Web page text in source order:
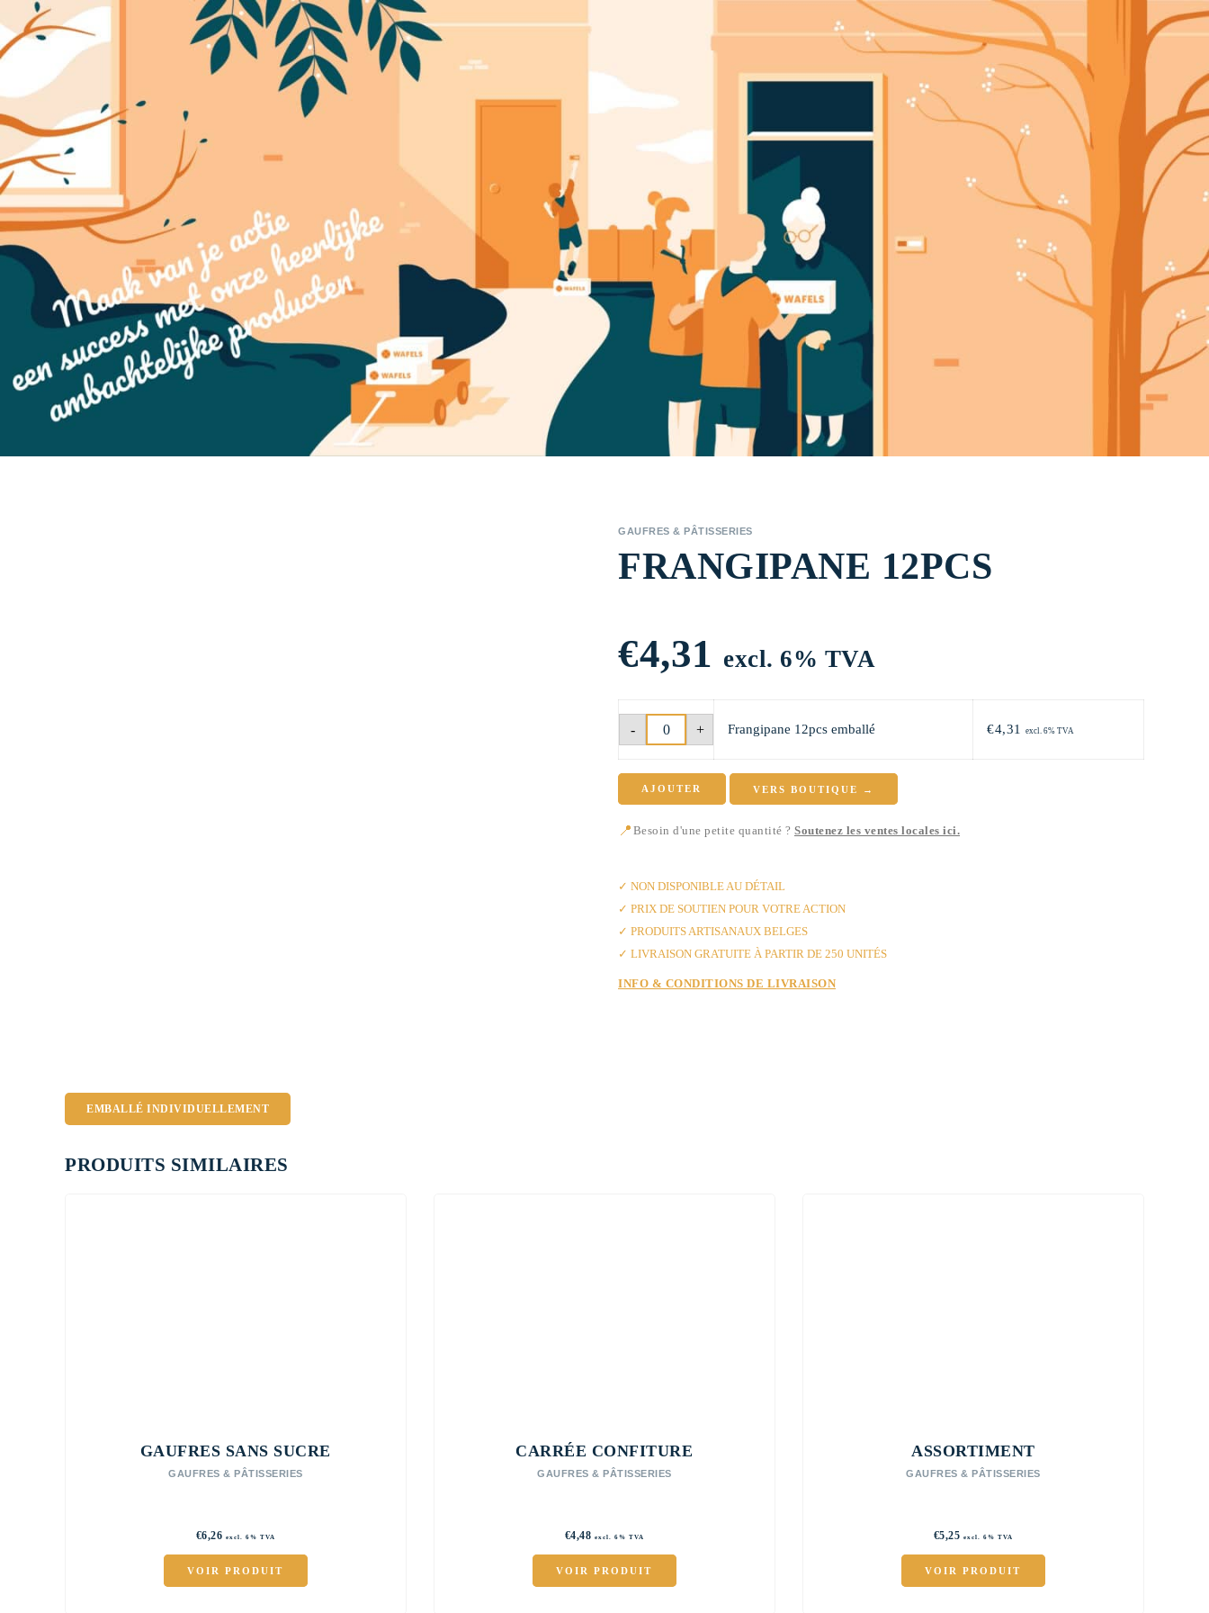
GAUFRES & PÂTISSERIES
FRANGIPANE 12PCS
€4,31 excl. 6% TVA
-
quantité
Frangipane
emballé
+ Frangipane 12pcs emballé €4,31 excl. 6% TVA
AJOUTER VERS BOUTIQUE →
📍 Besoin d'une petite quantité ? Soutenez les ventes locales ici.
✓ NON DISPONIBLE AU DÉTAIL
✓ PRIX DE SOUTIEN POUR VOTRE ACTION
✓ PRODUITS ARTISANAUX BELGES
✓ LIVRAISON GRATUITE À PARTIR DE 250 UNITÉS
INFO & CONDITIONS DE LIVRAISON
EMBALLÉ INDIVIDUELLEMENT
PRODUITS SIMILAIRES
GAUFRES SANS SUCRE
GAUFRES & PÂTISSERIES
€6,26 excl. 6% TVA
VOIR PRODUIT
CARRÉE CONFITURE
GAUFRES & PÂTISSERIES
€4,48 excl. 6% TVA
VOIR PRODUIT
ASSORTIMENT
GAUFRES & PÂTISSERIES
€5,25 excl. 6% TVA
VOIR PRODUIT